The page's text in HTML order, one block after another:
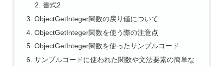
書式2
ObjectGetInteger関数の戻り値について
ObjectGetInteger関数を使う際の注意点
ObjectGetInteger関数を使ったサンプルコード
サンプルコードに使われた関数や文法要素の簡単な